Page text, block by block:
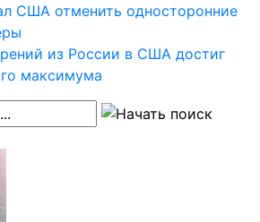
США отменить односторонние
из России в США достиг
максимума